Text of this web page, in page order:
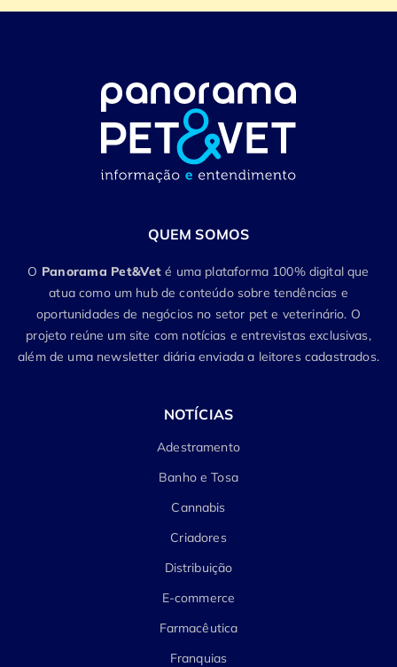
QUEM SOMOS
O Panorama Pet&Vet é uma plataforma 100% digital que
atua como um hub de conteúdo sobre tendências e
oportunidades de negócios no setor pet e veterinário. O
projeto reúne um site com notícias e entrevistas exclusivas,
além de uma newsletter diária enviada a leitores cadastrados.
NOTÍCIAS
Adestramento
Banho e Tosa
Cannabis
Criadores
Distribuição
E-commerce
Farmacêutica
Franquias